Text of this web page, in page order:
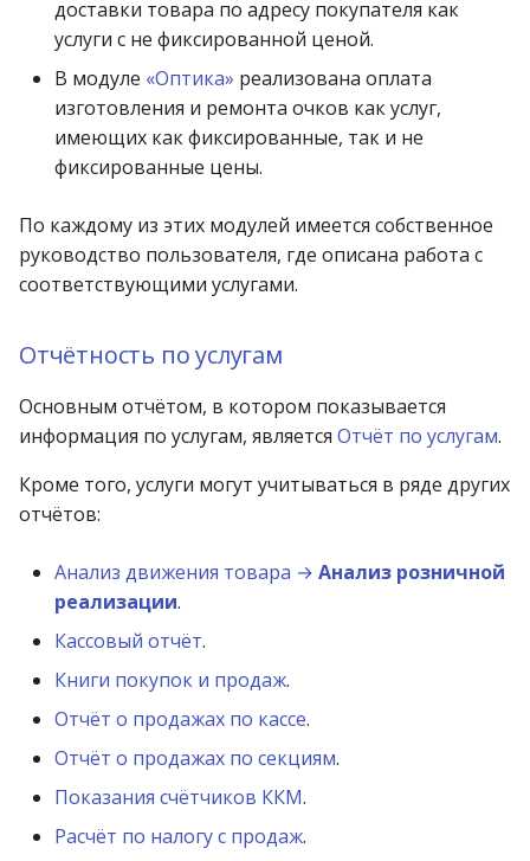
доставки товара по адресу покупателя как
услуги с не фиксированной ценой.
В модуле «Оптика» реализована оплата
изготовления и ремонта очков как услуг,
имеющих как фиксированные, так и не
фиксированные цены.
По каждому из этих модулей имеется собственное
руководство пользователя, где описана работа с
соответствующими услугами.
Отчётность по услугам
Основным отчётом, в котором показывается
информация по услугам, является Отчёт по услугам.
Кроме того, услуги могут учитываться в ряде других
отчётов:
Анализ движения товара → Анализ розничной
реализации.
Кассовый отчёт.
Книги покупок и продаж.
Отчёт о продажах по кассе.
Отчёт о продажах по секциям.
Показания счётчиков ККМ.
Расчёт по налогу с продаж.